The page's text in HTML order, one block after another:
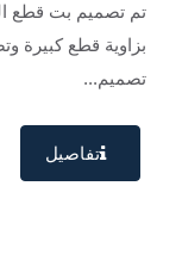
تم تصميم بت قطع
بزاوية قطع كبيرة
تصميم...
تفاصيل